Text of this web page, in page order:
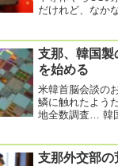
だけれど、なか
支那、韓国製
を始める
米韓首脳会談の
鱗に触れたよう
地全数調査… 韓
支那外交部の